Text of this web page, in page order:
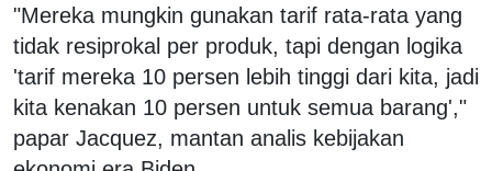
"Mereka mungkin gunakan tarif rata-rata yang
tidak resiprokal per produk, tapi dengan logika
'tarif mereka 10 persen lebih tinggi dari kita, jadi
kita kenakan 10 persen untuk semua barang',"
papar Jacquez, mantan analis kebijakan